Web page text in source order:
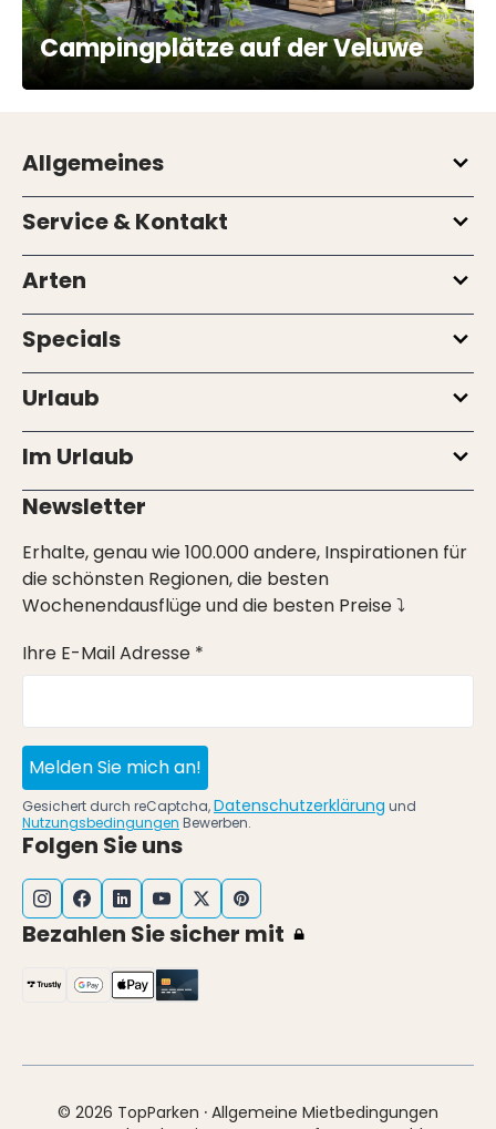
Campingplätze auf der Veluwe
Allgemeines
Service & Kontakt
Arten
Specials
Urlaub
Im Urlaub
Newsletter
Erhalte, genau wie 100.000 andere, Inspirationen für
die schönsten Regionen, die besten
Wochenendausflüge und die besten Preise ⤵
Ihre E-Mail Adresse *
Melden Sie mich an!
Gesichert durch reCaptcha,Datenschutzerklärung und
Nutzungsbedingungen Bewerben.
Folgen Sie uns
Bezahlen Sie sicher mit
© 2026 TopParken · Allgemeine Mietbedingungen